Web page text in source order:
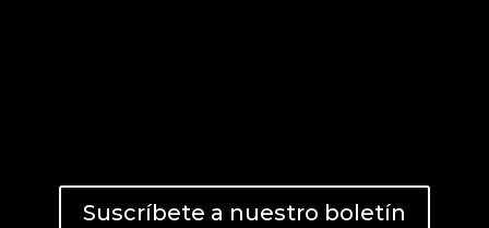
Suscríbete a nuestro boletín